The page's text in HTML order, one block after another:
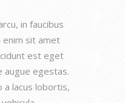
in faucibus
enim sit amet
est eget
augue egestas.
a lacus lobortis,